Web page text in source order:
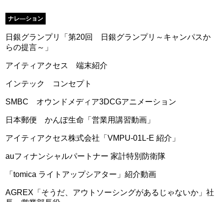
ナレ―ション
日銀グランプリ「第20回 日銀グランプリ～キャンパスか
らの提言～」
アイティアクセス 端末紹介
インテック コンセプト
SMBC オウンドメディア3DCGアニメーション
日本郵便 かんぽ生命「営業用講習動画」
アイティアクセス株式会社「VMPU-01L-E 紹介」
auフィナンシャルパートナー 家計特別防衛隊
「tomica ライトアップシアター」紹介動画
AGREX「そうだ、アウトソーシングがあるじゃないか」社